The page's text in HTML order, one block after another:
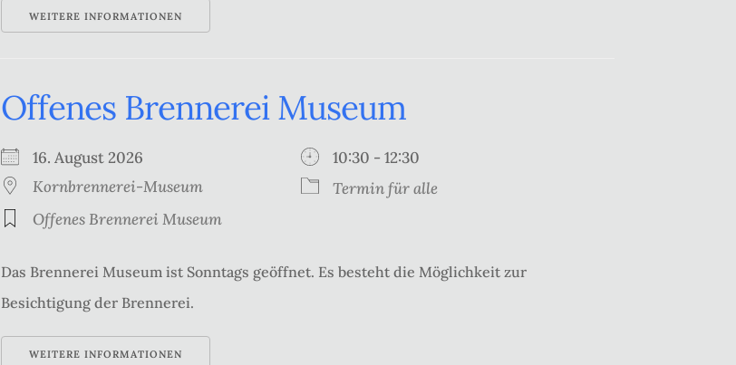
WEITERE INFORMATIONEN
Offenes Brennerei Museum
16. August 2026
10:30 - 12:30
Kornbrennerei-Museum
Termin für alle
Offenes Brennerei Museum
Das Brennerei Museum ist Sonntags geöffnet. Es besteht die Möglichkeit zur
Besichtigung der Brennerei.
WEITERE INFORMATIONEN